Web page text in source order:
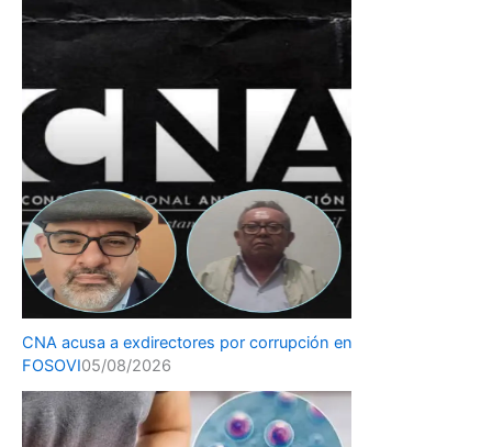
CNA acusa a exdirectores por corrupción en
FOSOVI05/08/2026